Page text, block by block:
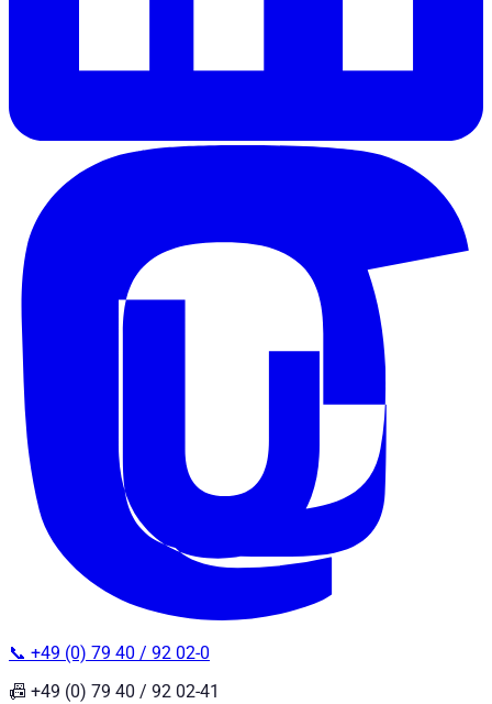
📞 +49 (0) 79 40 / 92 02-0
📠 +49 (0) 79 40 / 92 02-41